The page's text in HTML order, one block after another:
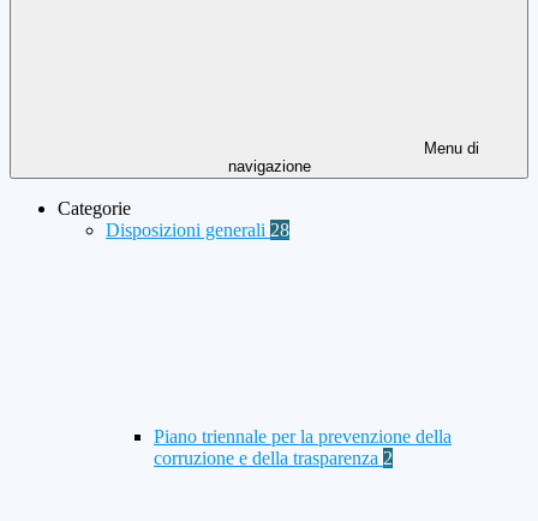
Menu di
navigazione
Categorie
Disposizioni generali 28
Piano triennale per la prevenzione della
corruzione e della trasparenza 2